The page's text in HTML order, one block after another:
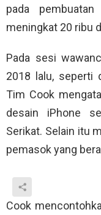
pada pembuatan
meningkat 20 ribu
Pada sesi
2018 lalu, seperti
Tim Cook
desain iPhone
Serikat. Selain itu
pemasok yang
Cook